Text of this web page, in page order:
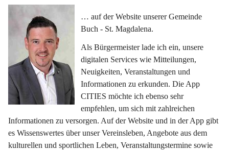
… auf der Website unserer Gemeinde
Buch - St. Magdalena.
Als Bürgermeister lade ich ein, unsere
digitalen Services wie Mitteilungen,
Neuigkeiten, Veranstaltungen und
Informationen zu erkunden. Die App
CITIES möchte ich ebenso sehr
empfehlen, um sich mit zahlreichen
Informationen zu versorgen. Auf der Website und in der App gibt
es Wissenswertes über unser Vereinsleben, Angebote aus dem
kulturellen und sportlichen Leben, Veranstaltungstermine sowie